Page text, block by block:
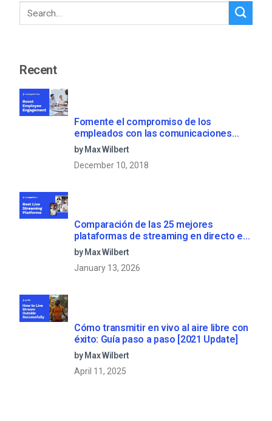
Recent
Fomente el compromiso de los
empleados con las comunicaciones
corporativas en directo
by Max Wilbert
December 10, 2018
Comparación de las 25 mejores
plataformas de streaming en directo en
2025
by Max Wilbert
January 13, 2026
Cómo transmitir en vivo al aire libre con
éxito: Guía paso a paso [2021 Update]
by Max Wilbert
April 11, 2025